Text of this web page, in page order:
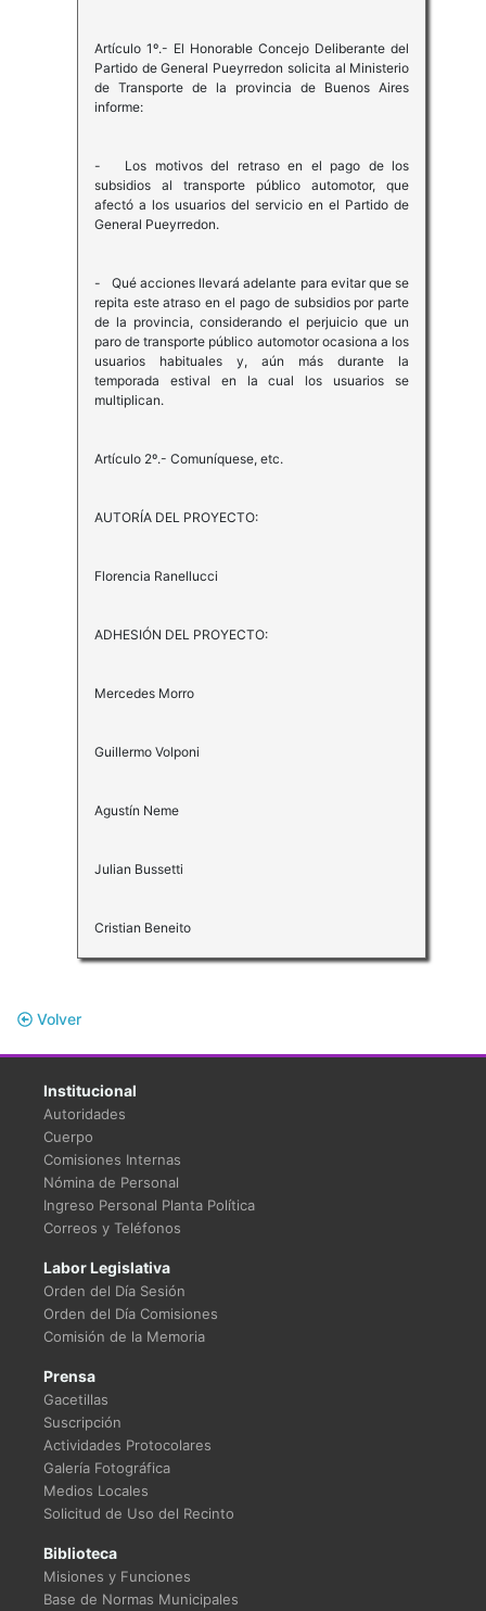
Artículo 1º.- El Honorable Concejo Deliberante del
Partido de General Pueyrredon solicita al Ministerio
de Transporte de la provincia de Buenos Aires
informe:
- Los motivos del retraso en el pago de los
subsidios al transporte público automotor, que
afectó a los usuarios del servicio en el Partido de
General Pueyrredon.
- Qué acciones llevará adelante para evitar que se
repita este atraso en el pago de subsidios por parte
de la provincia, considerando el perjuicio que un
paro de transporte público automotor ocasiona a los
usuarios habituales y, aún más durante la
temporada estival en la cual los usuarios se
multiplican.
Artículo 2º.- Comuníquese, etc.
AUTORÍA DEL PROYECTO:
Florencia Ranellucci
ADHESIÓN DEL PROYECTO:
Mercedes Morro
Guillermo Volponi
Agustín Neme
Julian Bussetti
Cristian Beneito
Volver
Institucional
Autoridades
Cuerpo
Comisiones Internas
Nómina de Personal
Ingreso Personal Planta Política
Correos y Teléfonos
Labor Legislativa
Orden del Día Sesión
Orden del Día Comisiones
Comisión de la Memoria
Prensa
Gacetillas
Suscripción
Actividades Protocolares
Galería Fotográfica
Medios Locales
Solicitud de Uso del Recinto
Biblioteca
Misiones y Funciones
Base de Normas Municipales